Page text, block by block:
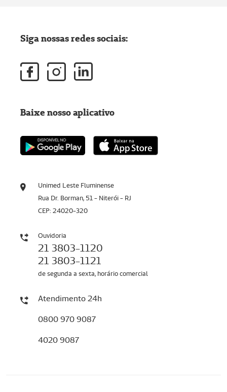
Unimed Leste Fluminense
Rua Dr. Borman, 51 - Niterói - RJ
CEP: 24020-320
Ouvidoria
21 3803-1120
21 3803-1121
de segunda a sexta, horário comercial
Atendimento 24h
0800 970 9087
4020 9087
Siga nossas redes sociais:
Baixe nosso aplicativo